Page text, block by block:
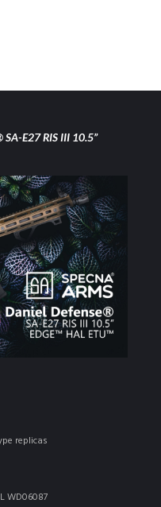
SA-E27 RIS III 10.5”
replicas
WD06087